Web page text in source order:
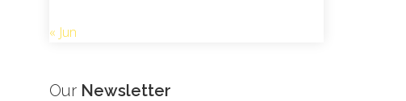
« Jun
Our Newsletter